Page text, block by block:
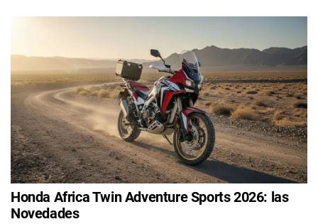
Honda Africa Twin Adventure Sports 2026: las
Novedades